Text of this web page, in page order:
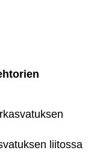
liitossa